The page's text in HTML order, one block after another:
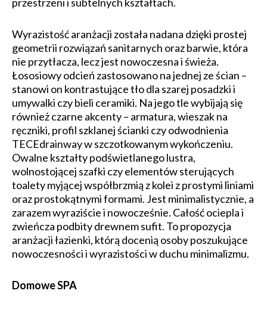
Wyrazistość aranżacji została nadana dzięki prostej
geometrii rozwiązań sanitarnych oraz barwie, która
nie przytłacza, lecz jest nowoczesna i świeża.
Łososiowy odcień zastosowano na jednej ze ścian –
stanowi on kontrastujące tło dla szarej posadzki i
umywalki czy bieli ceramiki. Na jego tle wybijają się
również czarne akcenty – armatura, wieszak na
ręczniki, profil szklanej ścianki czy odwodnienia
TECEdrainway w szczotkowanym wykończeniu.
Owalne kształty podświetlanego lustra,
wolnostojącej szafki czy elementów sterujących
toalety myjącej współbrzmią z kolei z prostymi liniami
oraz prostokątnymi formami. Jest minimalistycznie, a
zarazem wyraziście i nowocześnie. Całość ociepla i
zwieńcza podbity drewnem sufit. To propozycja
aranżacji łazienki, którą docenią osoby poszukujące
nowoczesności i wyrazistości w duchu minimalizmu.
Domowe SPA